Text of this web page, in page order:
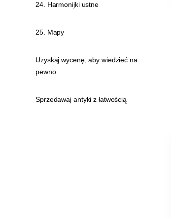
24. Harmonijki ustne
25. Mapy
Uzyskaj wycenę, aby wiedzieć na
pewno
Sprzedawaj antyki z łatwością